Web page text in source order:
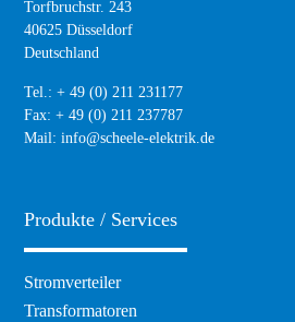
Torfbruchstr. 243
40625 Düsseldorf
Deutschland
Tel.: + 49 (0) 211 231177
Fax: + 49 (0) 211 237787
Mail:info@scheele-elektrik.de
Produkte / Services
Navigation
überspringen
Stromverteiler
Transformatoren